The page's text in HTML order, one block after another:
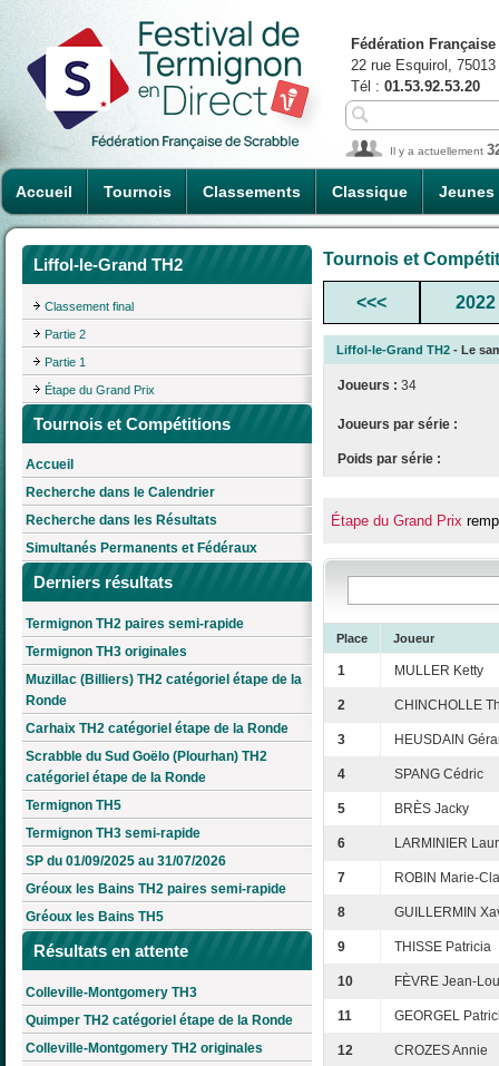
Accueil Tournois Classements Classique Jeunes
Fédération
22 rue Esquirol,
Tél : 01.53.92.53.20
Il y a actuellement
Liffol-le-Grand TH2
Classement final
Partie 2
Partie 1
Étape du Grand Prix
Tournois et Compétitions
Accueil
Recherche dans le Calendrier
Recherche dans les Résultats
Simultanés Permanents et Fédéraux
Derniers résultats
Termignon TH2 paires semi-rapide
Termignon TH3 originales
Muzillac (Billiers) TH2 catégoriel étape de la
Ronde
Carhaix TH2 catégoriel étape de la Ronde
Scrabble du Sud Goëlo (Plourhan) TH2
catégoriel étape de la Ronde
Termignon TH5
Termignon TH3 semi-rapide
SP du 01/09/2025 au 31/07/2026
Gréoux les Bains TH2 paires semi-rapide
Gréoux les Bains TH5
Résultats en attente
Colleville-Montgomery TH3
Quimper TH2 catégoriel étape de la Ronde
Colleville-Montgomery TH2 originales
Tournois et
<<< 2022
Liffol-le-Grand TH2 - Le
Joueurs : 34
Joueurs par série :
Poids par série :
Étape du Grand Prix
Place Joueur
1 MULLER Ketty
2 CHINCHOLLE
3 HEUSDAIN
4 SPANG Cédric
5 BRÈS Jacky
6 LARMINIER
7 ROBIN Marie-
8 GUILLERMIN
9 THISSE Patricia
10 FÈVRE Jean-
11 GEORGEL
12 CROZES Annie